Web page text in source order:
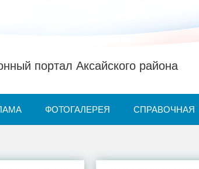
портал Аксайского района
ФОТОГАЛЕРЕЯ СПРАВОЧНАЯ